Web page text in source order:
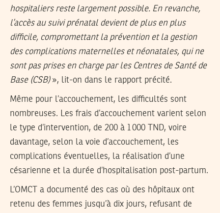
hospitaliers reste largement possible. En revanche,
l’accès au suivi prénatal devient de plus en plus
difficile, compromettant la prévention et la gestion
des complications maternelles et néonatales, qui ne
sont pas prises en charge par les Centres de Santé de
Base (CSB)», lit-on dans le rapport précité.
Même pour l’accouchement, les difficultés sont
nombreuses. Les frais d’accouchement varient selon
le type d’intervention, de 200 à 1 000 TND, voire
davantage, selon la voie d’accouchement, les
complications éventuelles, la réalisation d’une
césarienne et la durée d’hospitalisation post-partum.
L’OMCT a documenté des cas où des hôpitaux ont
retenu des femmes jusqu’à dix jours, refusant de